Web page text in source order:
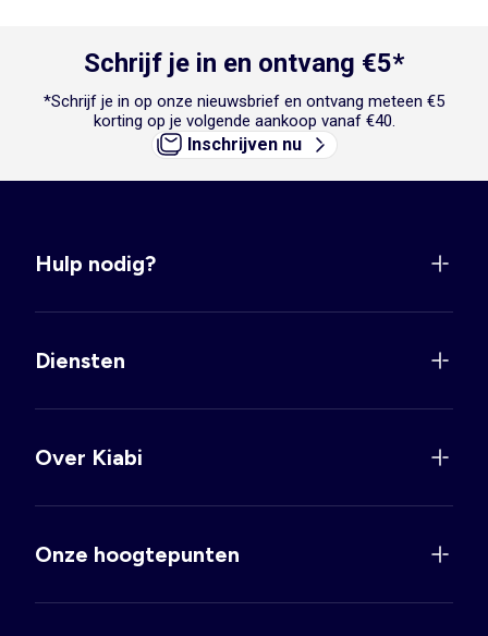
Schrijf je in en ontvang €5*
*Schrijf je in op onze nieuwsbrief en ontvang meteen €5
korting op je volgende aankoop vanaf €40.
Inschrijven nu
Hulp nodig?
Diensten
Over Kiabi
Onze hoogtepunten